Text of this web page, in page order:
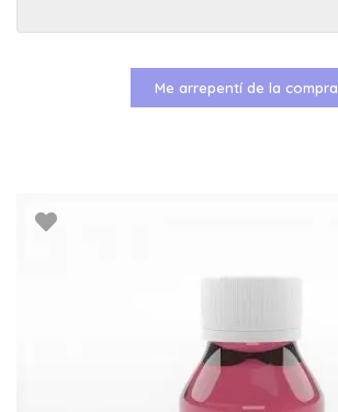
Me arrepentí de la compra